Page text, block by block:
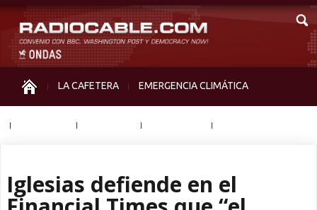
LA CAFETERA EMERGENCIA CLIMÁTICA
Iglesias defiende en el